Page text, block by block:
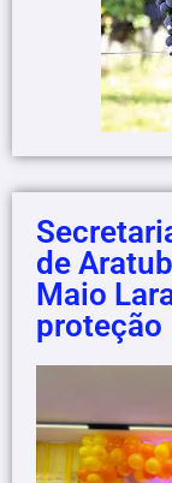
de
Maio
proteção